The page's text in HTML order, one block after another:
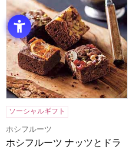
ソーシャルギフト
ホシフルーツ
ホシフルーツ ナッツとドラ